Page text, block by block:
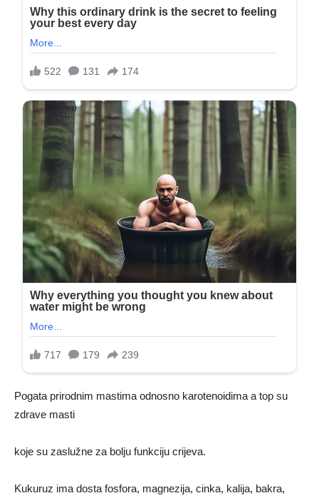
Pogata prirodnim mastima odnosno karotenoidima a top su
zdrave masti
koje su zaslužne za bolju funkciju crijeva.
Kukuruz ima dosta fosfora, magnezija, cinka, kalija, bakra,